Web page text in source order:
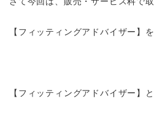
【フィッティングアドバイザー】
【フィッティングアドバイザー】と